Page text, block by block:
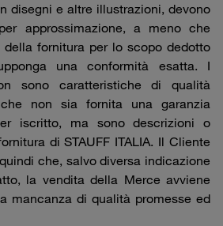
disegni e altre illustrazioni, devono
approssimazione, a meno che
della fornitura per lo scopo dedotto
una conformità esatta. I
sono caratteristiche di qualità
non sia fornita una garanzia
iscritto, ma sono descrizioni o
di STAUFF ITALIA. Il Cliente
che, salvo diversa indicazione
la vendita della Merce avviene
mancanza di qualità promesse ed